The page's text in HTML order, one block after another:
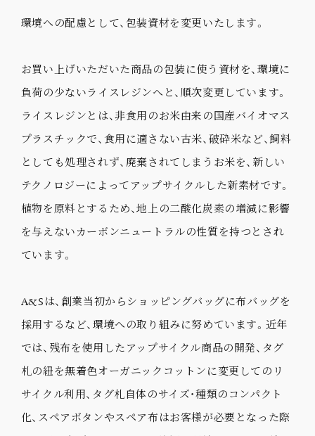
環境への配慮として、包装資材を変更いたします。
お買い上げいただいた商品の包装に使う資材を、環境に
負荷の少ないライスレジンへと、順次変更しています。
ライスレジンとは、非食用のお米由来の国産バイオマス
プラスチックで、食用に適さない古米、破砕米など、飼料
としても処理されず、廃棄されてしまうお米を、新しい
テクノロジーによってアップサイクルした新素材です。
植物を原料とするため、地上の二酸化炭素の増減に影響
を与えないカーボンニュートラルの性質を持つとされ
ています。
A&Sは、創業当初からショッピングバッグに布バッグを
採用するなど、環境への取り組みに努めています。近年
では、残布を使用したアップサイクル商品の開発、タグ
札の紐を無着色オーガニックコットンに変更してのリ
サイクル利用、タグ札自体のサイズ・種類のコンパクト
化、スペアボタンやスペア布はお客様が必要となった際